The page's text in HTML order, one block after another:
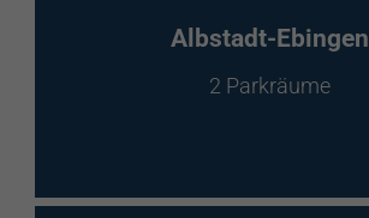
EnBW Mobility
Spontanladen
Albstadt-Ebingen
2 Parkräume